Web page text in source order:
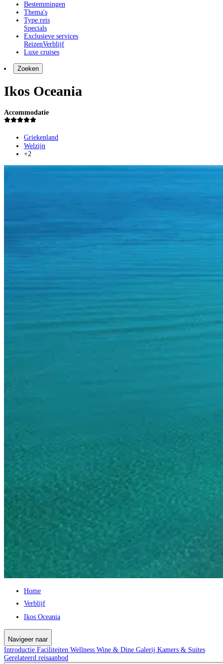
Bestemmingen
Thema's
Type reis
Specials
Exclusieve services
ReizenVerblijf
Luxe cruises
Zoeken
Ikos Oceania
Accommodatie
Griekenland
Welzijn
+2
Home
Verblijf
Ikos Oceania
Navigeer naar
Introductie Faciliteiten Wellness Wine & Dine Galerij Kamers & Suites
Gerelateerd reisaanbod